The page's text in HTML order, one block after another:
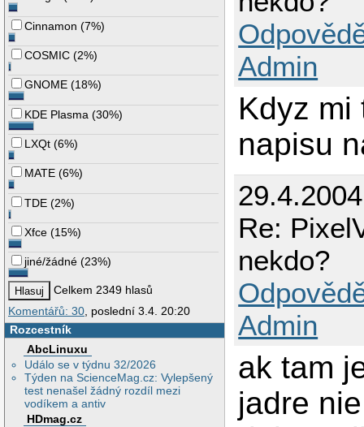
Cinnamon (7%)
COSMIC (2%)
GNOME (18%)
KDE Plasma (30%)
LXQt (6%)
MATE (6%)
TDE (2%)
Xfce (15%)
jiné/žádné (23%)
Celkem 2349 hlasů
Komentářů: 30 , poslední 3.4. 20:20
Rozcestník
AbcLinuxu
Událo se v týdnu 32/2026
Týden na ScienceMag.cz: Vylepšený
test nenašel žádný rozdíl mezi
vodíkem a antiv
HDmag.cz
Admin
Kdyz mi
napisu
Re:
nekdo?
Admin
ak tam
jadre